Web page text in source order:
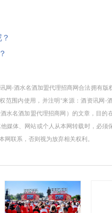
网-酒水名酒加盟代理招商网合法拥有版
围内使用，并注明“来源：酒资讯网-
水名酒加盟代理招商网）的文章，目的
媒体、网站或个人从本网转载时，必须
联系，否则视为放弃相关权利。